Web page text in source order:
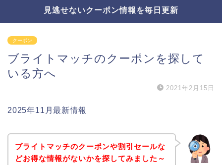
見逃せないクーポン情報を毎日更新
クーポン
ブライトマッチのクーポンを探して
いる方へ
2021年2月15日
2025年11月最新情報
ブライトマッチのクーポンや割引セールな
どお得な情報がないかを探してみました～